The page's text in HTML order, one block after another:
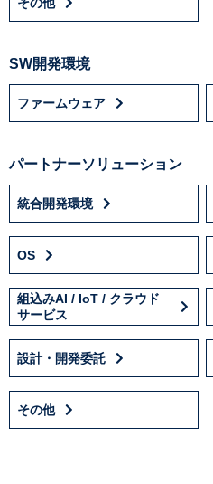
SW開発環境
ファームウェア
パートナーソリューション
統合開発環境
OS
組込みAI / IoT / クラウド
サービス
設計・開発委託
その他